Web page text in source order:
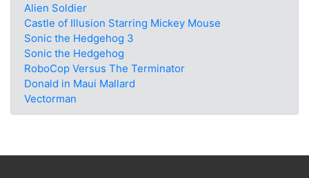
Alien Soldier
Castle of Illusion Starring Mickey Mouse
Sonic the Hedgehog 3
Sonic the Hedgehog
RoboCop Versus The Terminator
Donald in Maui Mallard
Vectorman